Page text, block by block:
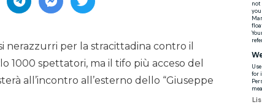
nerazzurri per la stracittadina contro il
1000 spettatori, ma il tifo più acceso del
all’incontro all’esterno dello “Giuseppe